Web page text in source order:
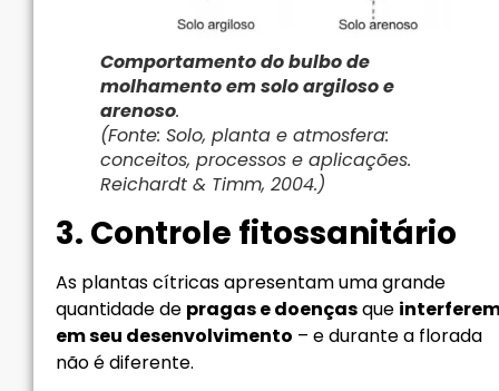
Comportamento do bulbo de
molhamento em solo argiloso e
arenoso.
(Fonte: Solo, planta e atmosfera:
conceitos, processos e aplicações.
Reichardt & Timm, 2004.)
3. Controle fitossanitário
As plantas cítricas apresentam uma grande
quantidade de pragas e doençasque
em seu desenvolvimento – e durante a florada
não é diferente.